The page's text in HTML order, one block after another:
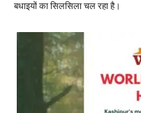
बधाइयों का सिलसिला चल रहा है।